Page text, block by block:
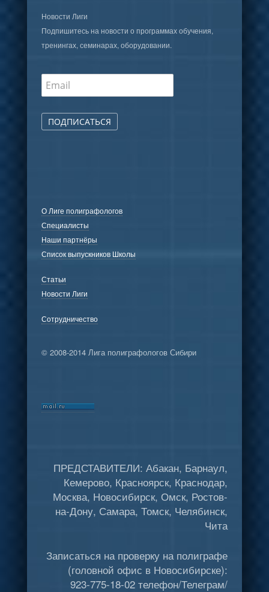
Новости Лиги
Подпишитесь на новости о программах обучения,
тренингах, семинарах, оборудовании.
ПОДПИСАТЬСЯ
О Лиге полиграфологов
Специалисты
Наши партнёры
Список выпускников Школы
Статьи
Новости Лиги
Сотрудничество
© 2008-2014 Лига полиграфологов Сибири
ПРЕДСТАВИТЕЛИ: Абакан, Барнаул,
Кемерово, Красноярск, Краснодар,
Москва, Новосибирск, Омск, Ростов-
на-Дону, Самара, Томск, Челябинск,
Чита
Записаться на проверку на полиграфе
(головной офис в Новосибирске):
923-775-18-02 телефон/Телеграм/